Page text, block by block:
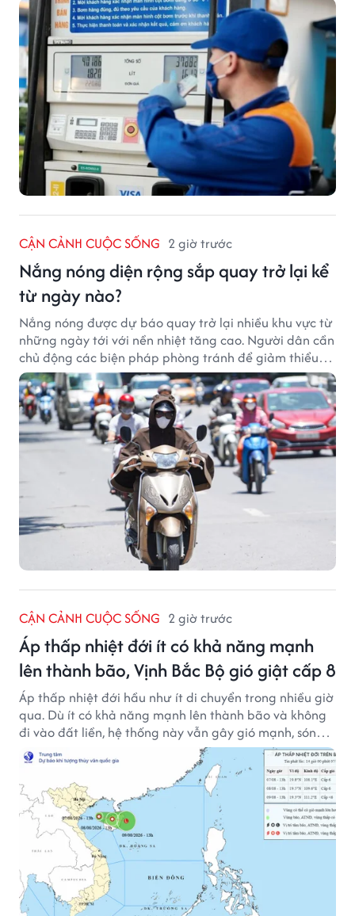
CẬN CẢNH CUỘC SỐNG 2 giờ trước
Nắng nóng diện rộng sắp quay trở lại kể
từ ngày nào?
Nắng nóng được dự báo quay trở lại nhiều khu vực từ
những ngày tới với nền nhiệt tăng cao. Người dân cần
chủ động các biện pháp phòng tránh để giảm thiểu
tác động của thời tiết cực đoan.
CẬN CẢNH CUỘC SỐNG 2 giờ trước
Áp thấp nhiệt đới ít có khả năng mạnh
lên thành bão, Vịnh Bắc Bộ gió giật cấp 8
Áp thấp nhiệt đới hầu như ít di chuyển trong nhiều giờ
qua. Dù ít có khả năng mạnh lên thành bão và không
đi vào đất liền, hệ thống này vẫn gây gió mạnh, sóng
lớn trên nhiều vùng biển.